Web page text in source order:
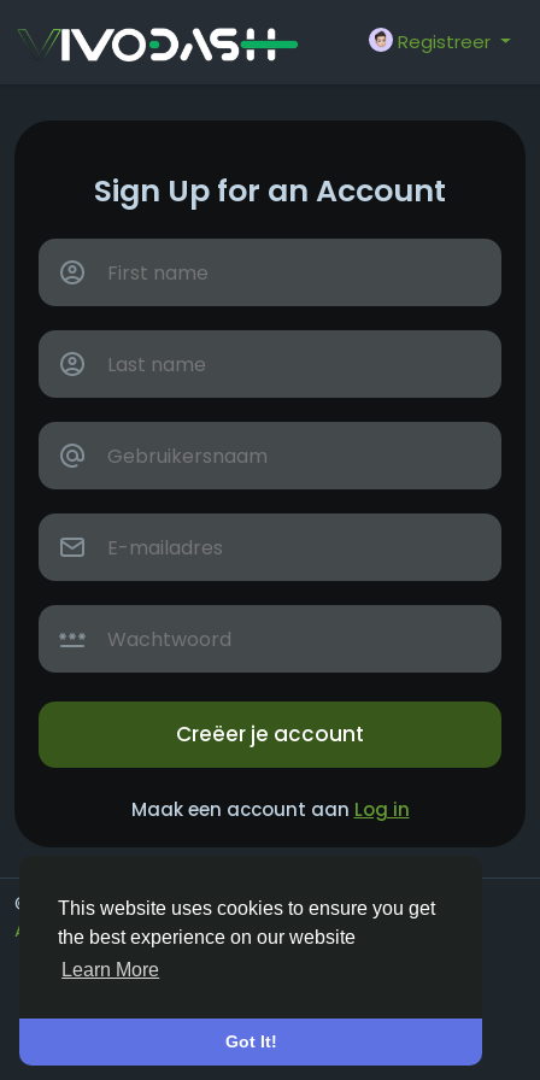
This website uses cookies to ensure you get
the best experience on our website
Learn More
Got It!
Registreer
Sign Up for an Account
Creëer je account
Maak een account aan Log in
© 2026 Vivos👋
Dutch
About
Voorwaarden Privacy Contact Us
Bedrijvengids